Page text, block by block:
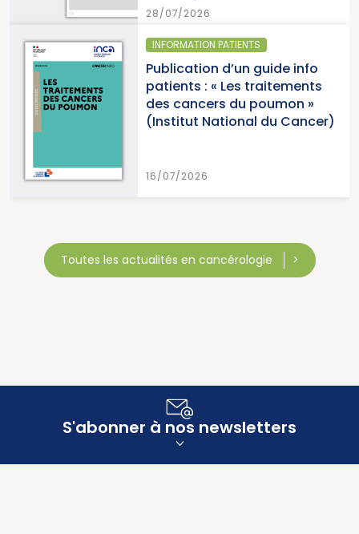
28/07/2026
INFORMATION PATIENTS
Publication d’un guide info
patients : « Les traitements
des cancers du poumon »
(Institut National du Cancer)
16/07/2026
Toutes les actualités en cancérologie
S'abonner à nos newsletters